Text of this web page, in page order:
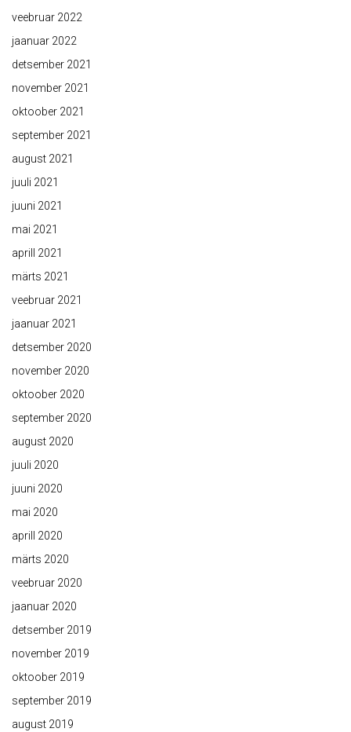
veebruar 2022
jaanuar 2022
detsember 2021
november 2021
oktoober 2021
september 2021
august 2021
juuli 2021
juuni 2021
mai 2021
aprill 2021
märts 2021
veebruar 2021
jaanuar 2021
detsember 2020
november 2020
oktoober 2020
september 2020
august 2020
juuli 2020
juuni 2020
mai 2020
aprill 2020
märts 2020
veebruar 2020
jaanuar 2020
detsember 2019
november 2019
oktoober 2019
september 2019
august 2019